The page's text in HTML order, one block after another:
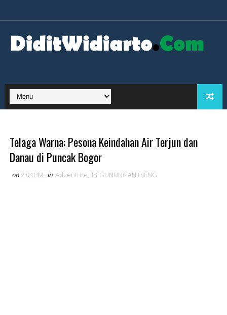
Telaga Warna: Pesona Keindahan Air Terjun dan
Danau di Puncak Bogor
on2:04 PM in Adventure, PEGUNUNGAN DIENG